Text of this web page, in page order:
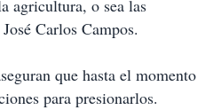
agricultura, o sea las
Carlos Campos.
que hasta el momento
para presionarlos.